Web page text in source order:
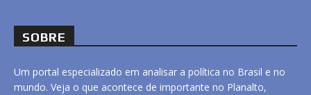
SOBRE
Um portal especializado em analisar a política no Brasil e no
mundo. Veja o que acontece de importante no Planalto,